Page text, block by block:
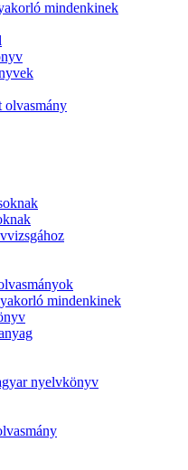
mindenkinek
olvasmány
mindenkinek
nyelvkönyv